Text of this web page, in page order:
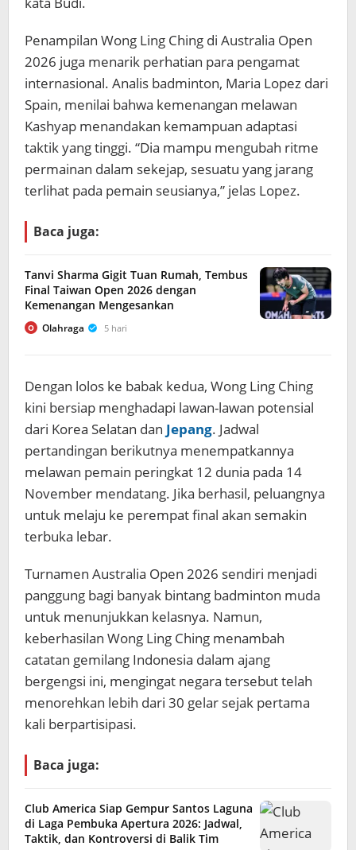
Penampilan Wong Ling Ching di Australia Open
2026 juga menarik perhatian para pengamat
internasional. Analis badminton, Maria Lopez dari
Spain, menilai bahwa kemenangan melawan
Kashyap menandakan kemampuan adaptasi
taktik yang tinggi. “Dia mampu mengubah ritme
permainan dalam sekejap, sesuatu yang jarang
terlihat pada pemain seusianya,” jelas Lopez.
Baca juga:
Tanvi Sharma Gigit Tuan Rumah, Tembus
Final Taiwan Open 2026 dengan
Kemenangan Mengesankan
O Olahraga 5 hari
Dengan lolos ke babak kedua, Wong Ling Ching
kini bersiap menghadapi lawan-lawan potensial
dari Korea Selatan dan Jepang. Jadwal
pertandingan berikutnya menempatkannya
melawan pemain peringkat 12 dunia pada 14
November mendatang. Jika berhasil, peluangnya
untuk melaju ke perempat final akan semakin
terbuka lebar.
Turnamen Australia Open 2026 sendiri menjadi
panggung bagi banyak bintang badminton muda
untuk menunjukkan kelasnya. Namun,
keberhasilan Wong Ling Ching menambah
catatan gemilang Indonesia dalam ajang
bergengsi ini, mengingat negara tersebut telah
menorehkan lebih dari 30 gelar sejak pertama
kali berpartisipasi.
Baca juga:
Club America Siap Gempur Santos Laguna
di Laga Pembuka Apertura 2026: Jadwal,
Taktik, dan Kontroversi di Balik Tim